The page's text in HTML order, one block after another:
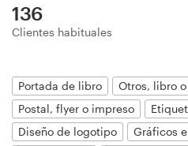
136
Clientes habituales
Portada de libro
Otros, libro
Postal, flyer o impreso
Diseño de logotipo
Gráficos
+49 30 568 376 73
Centro de ayuda